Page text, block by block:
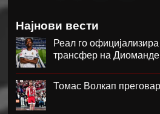
Најнови вести
Реал го
трансфер на Диоманде
Томас Волкап